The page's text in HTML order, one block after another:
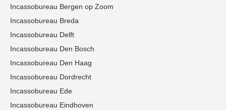
Incassobureau Bergen op Zoom
Incassobureau Breda
Incassobureau Delft
Incassobureau Den Bosch
Incassobureau Den Haag
Incassobureau Dordrecht
Incassobureau Ede
Incassobureau Eindhoven